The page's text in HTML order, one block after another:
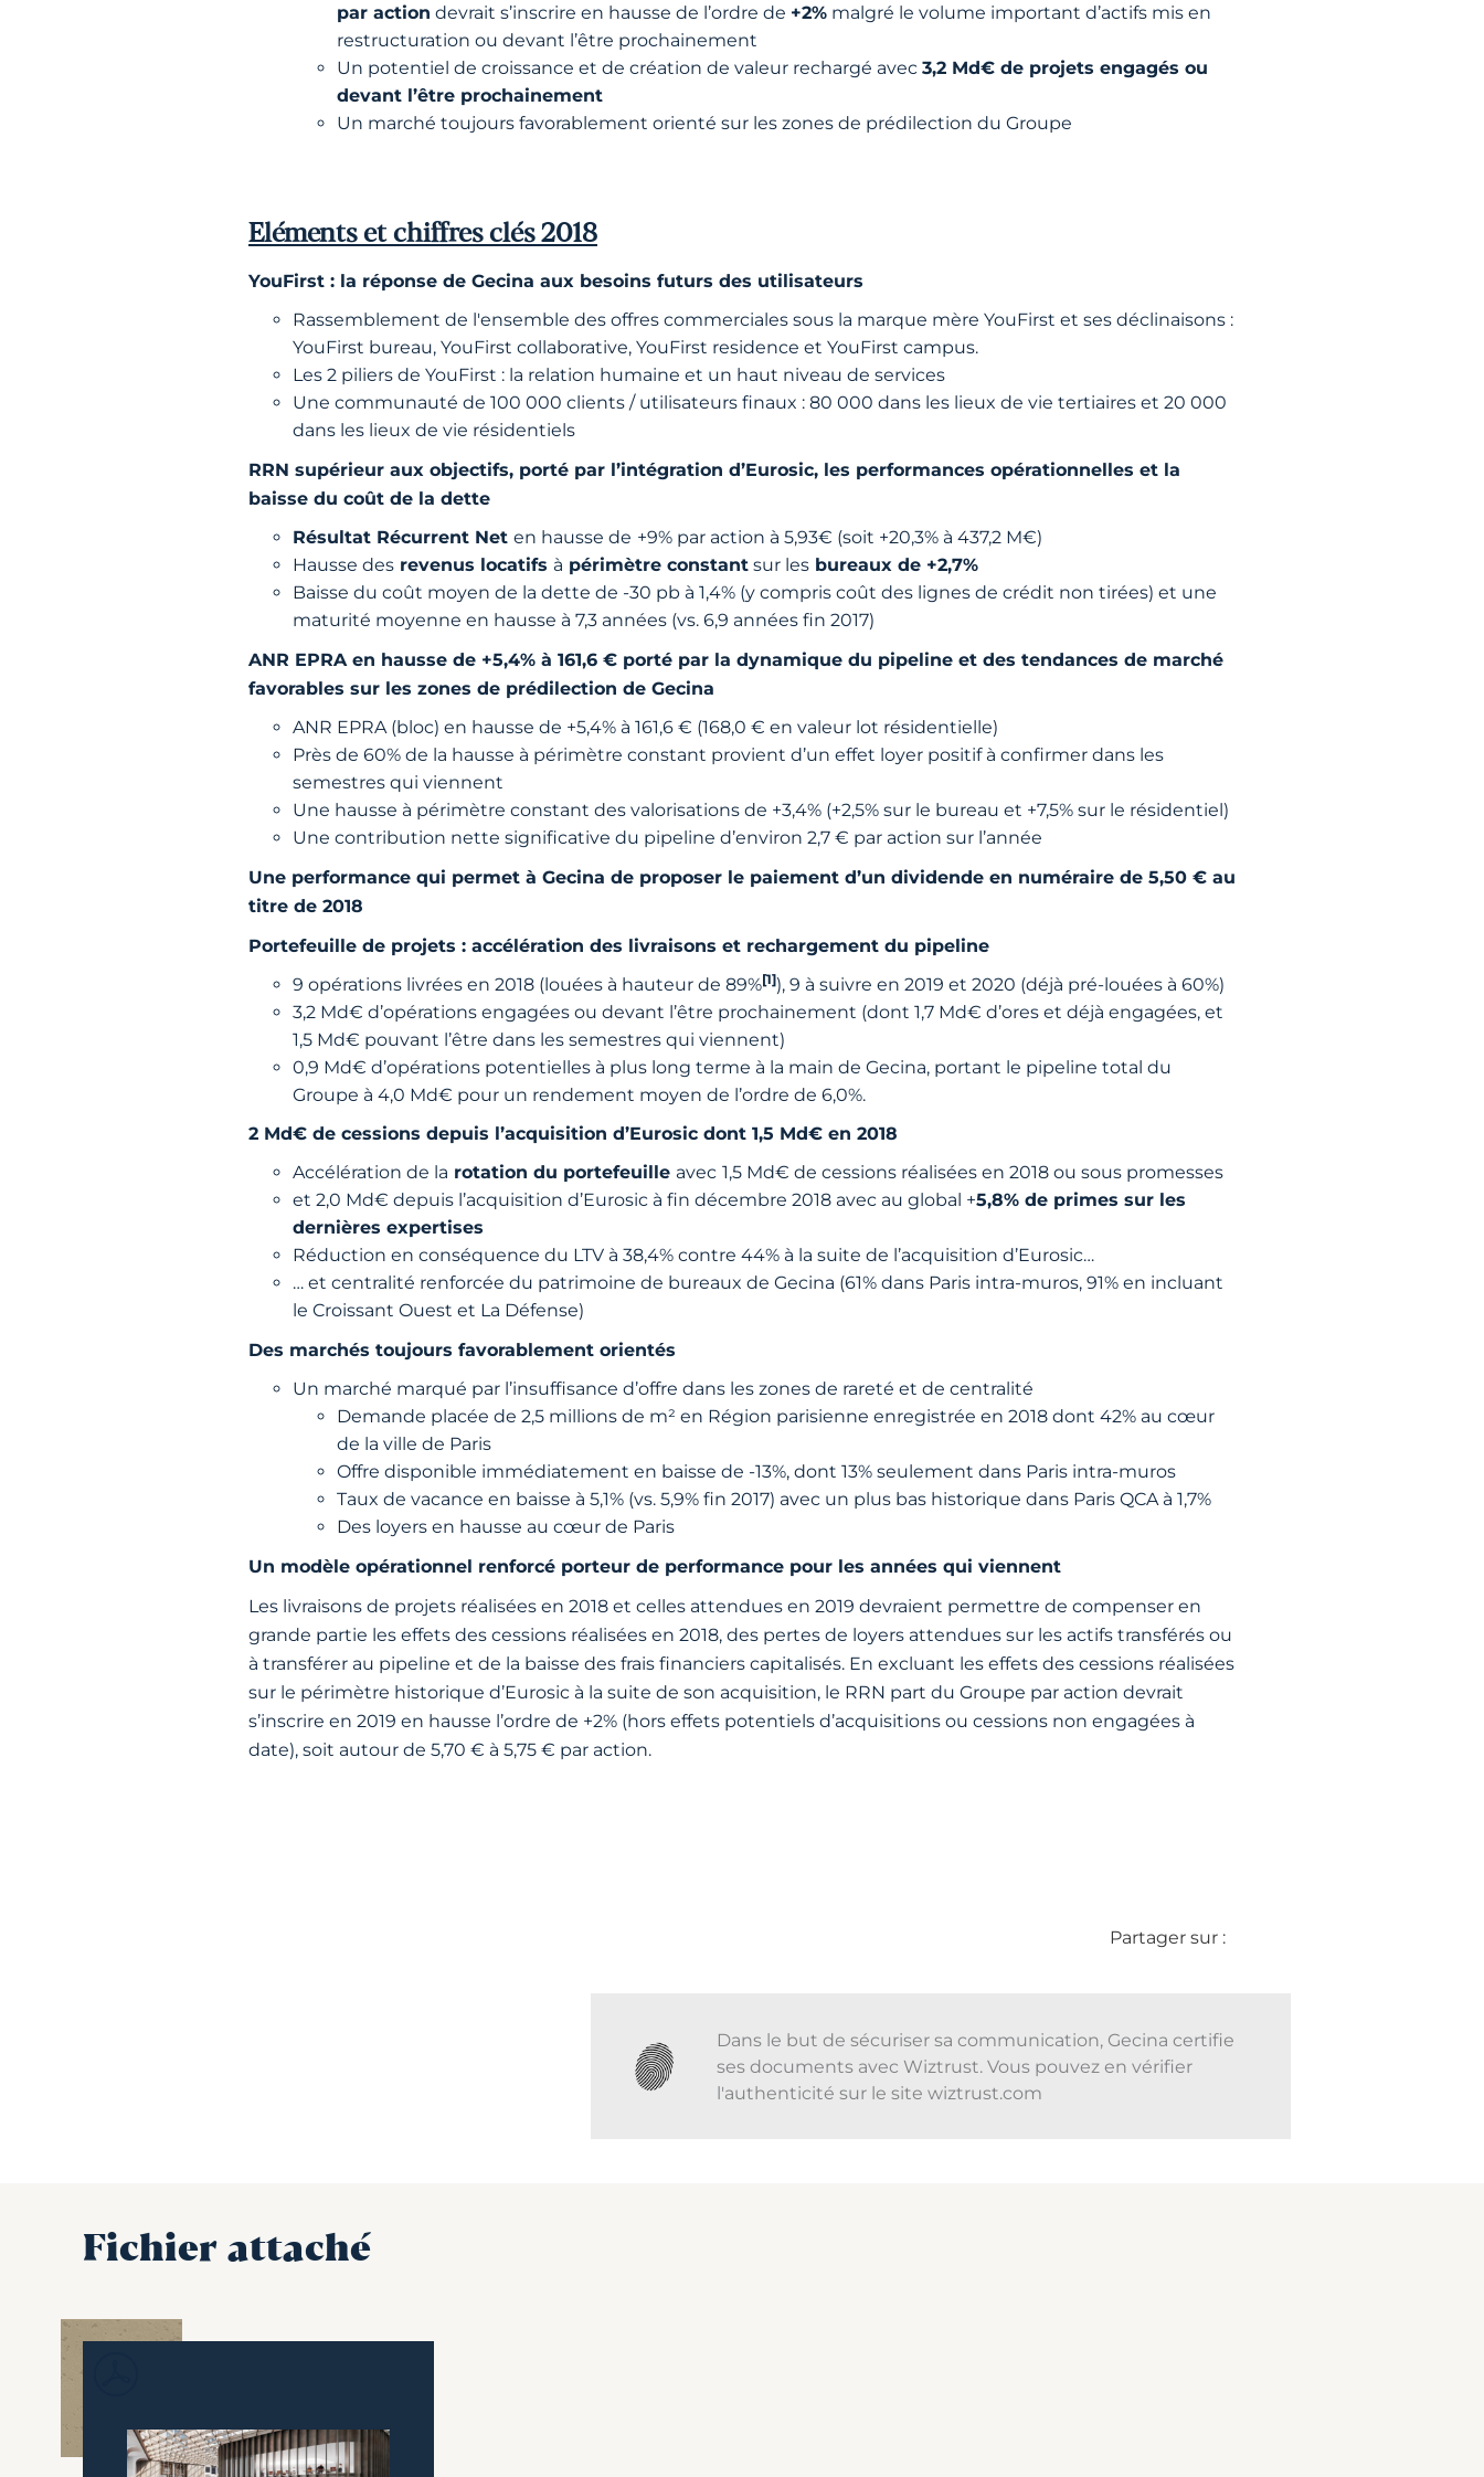
par action devrait s’inscrire en hausse de l’ordre de +2% malgré le volume important d’actifs mis en
restructuration ou devant l’être prochainement
Un potentiel de croissance et de création de valeur rechargé avec 3,2 Md€ de projets engagés ou
devant l’être prochainement
Un marché toujours favorablement orienté sur les zones de prédilection du Groupe
Eléments et chiffres clés 2018
YouFirst : la réponse de Gecina aux besoins futurs des utilisateurs
Rassemblement de l'ensemble des offres commerciales sous la marque mère YouFirst et ses déclinaisons :
YouFirst bureau, YouFirst collaborative, YouFirst residence et YouFirst campus.
Les 2 piliers de YouFirst : la relation humaine et un haut niveau de services
Une communauté de 100 000 clients / utilisateurs finaux : 80 000 dans les lieux de vie tertiaires et 20 000
dans les lieux de vie résidentiels
RRN supérieur aux objectifs, porté par l’intégration d’Eurosic, les performances opérationnelles et la
baisse du coût de la dette
Résultat Récurrent Net en hausse de +9% par action à 5,93€ (soit +20,3% à 437,2 M€)
Hausse des revenus locatifs à périmètre constant sur les bureaux de +2,7%
Baisse du coût moyen de la dette de -30 pb à 1,4% (y compris coût des lignes de crédit non tirées) et une
maturité moyenne en hausse à 7,3 années (vs. 6,9 années fin 2017)
ANR EPRA en hausse de +5,4% à 161,6 € porté par la dynamique du pipeline et des tendances de marché
favorables sur les zones de prédilection de Gecina
ANR EPRA (bloc) en hausse de +5,4% à 161,6 € (168,0 € en valeur lot résidentielle)
Près de 60% de la hausse à périmètre constant provient d’un effet loyer positif à confirmer dans les
semestres qui viennent
Une hausse à périmètre constant des valorisations de +3,4% (+2,5% sur le bureau et +7,5% sur le résidentiel)
Une contribution nette significative du pipeline d’environ 2,7 € par action sur l’année
Une performance qui permet à Gecina de proposer le paiement d’un dividende en numéraire de 5,50 € au
titre de 2018
Portefeuille de projets : accélération des livraisons et rechargement du pipeline
9 opérations livrées en 2018 (louées à hauteur de 89%[1]), 9 à suivre en 2019 et 2020 (déjà pré-louées à 60%)
3,2 Md€ d’opérations engagées ou devant l’être prochainement (dont 1,7 Md€ d’ores et déjà engagées, et
1,5 Md€ pouvant l’être dans les semestres qui viennent)
0,9 Md€ d’opérations potentielles à plus long terme à la main de Gecina, portant le pipeline total du
Groupe à 4,0 Md€ pour un rendement moyen de l’ordre de 6,0%.
2 Md€ de cessions depuis l’acquisition d’Eurosic dont 1,5 Md€ en 2018
Accélération de la rotation du portefeuille avec 1,5 Md€ de cessions réalisées en 2018 ou sous promesses
et 2,0 Md€ depuis l’acquisition d’Eurosic à fin décembre 2018 avec au global +5,8% de primes sur les
dernières expertises
Réduction en conséquence du LTV à 38,4% contre 44% à la suite de l’acquisition d’Eurosic…
… et centralité renforcée du patrimoine de bureaux de Gecina (61% dans Paris intra-muros, 91% en incluant
le Croissant Ouest et La Défense)
Des marchés toujours favorablement orientés
Un marché marqué par l’insuffisance d’offre dans les zones de rareté et de centralité
Demande placée de 2,5 millions de m² en Région parisienne enregistrée en 2018 dont 42% au cœur
de la ville de Paris
Offre disponible immédiatement en baisse de -13%, dont 13% seulement dans Paris intra-muros
Taux de vacance en baisse à 5,1% (vs. 5,9% fin 2017) avec un plus bas historique dans Paris QCA à 1,7%
Des loyers en hausse au cœur de Paris
Un modèle opérationnel renforcé porteur de performance pour les années qui viennent
Les livraisons de projets réalisées en 2018 et celles attendues en 2019 devraient permettre de compenser en
grande partie les effets des cessions réalisées en 2018, des pertes de loyers attendues sur les actifs transférés ou
à transférer au pipeline et de la baisse des frais financiers capitalisés. En excluant les effets des cessions réalisées
sur le périmètre historique d’Eurosic à la suite de son acquisition, le RRN part du Groupe par action devrait
s’inscrire en 2019 en hausse l’ordre de +2% (hors effets potentiels d’acquisitions ou cessions non engagées à
date), soit autour de 5,70 € à 5,75 € par action.
Partager sur :
Dans le but de sécuriser sa communication, Gecina certifie
ses documents avec Wiztrust. Vous pouvez en vérifier
l'authenticité sur le site wiztrust.com
Fichier attaché